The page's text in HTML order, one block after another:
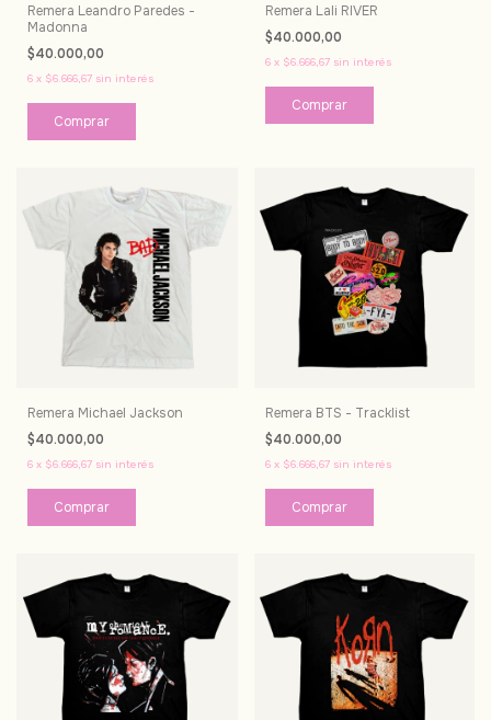
Remera Leandro Paredes -
Madonna
$40.000,00
6 x $6.666,67 sin interés
Comprar
Remera Lali RIVER
$40.000,00
6 x $6.666,67 sin interés
Comprar
Remera Michael Jackson
$40.000,00
6 x $6.666,67 sin interés
Comprar
Remera BTS - Tracklist
$40.000,00
6 x $6.666,67 sin interés
Comprar